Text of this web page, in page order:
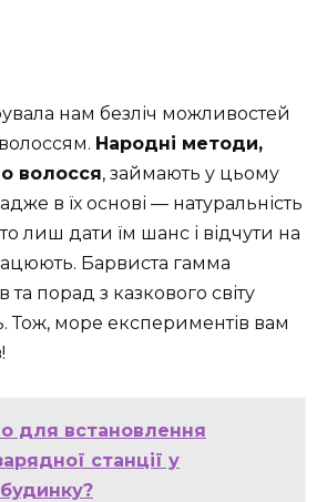
нам безліч можливостей
Народні методи,
волосся, займають у цьому
в їх основі — натуральність
лиш дати їм шанс і відчути на
Барвиста гамма
та порад з казкового світу
Тож, море експериментів вам
для встановлення
станції у